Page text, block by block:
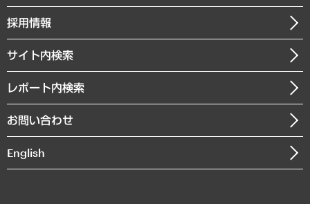
GRC（ガバナンス・リスク・コンプライアンス）・防災（政策）
経済・産業・雇用・労働
まちづくり・観光・交通・スポーツ・スマートシティ
自然資源・農林水産業・食料システム
経営用語集
受託・受注実績（官公庁関連）
メディア掲載・出演
社長メッセージ
会社概要
沿革
組織図・本部部室紹介
インドネシア現地法人
個人情報保護方針
ニュースリリース
お知らせ
採用情報
サイト内検索
レポート内検索
お問い合わせ
English